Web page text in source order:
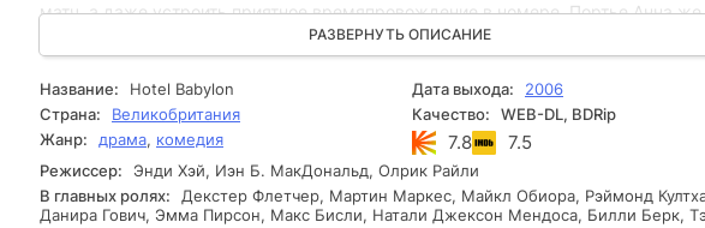
матч, а даже устроить приятное времяпровождение в номере. Портье Анна же
постоянно пытается помешать работе Чарли, создавая комичные ситуации. В
Вавилон всегда нет свободных номеров, а главная цель для каждого
извлечь как можно больше денег от постояльцев. Однажды персонал отеля
что после концерта в нем собирается популярная рок-группа. Однако, мест
такой ситуации сотрудники решаются на хитрость: в отеле отключают
и выпускают несколько милых мышек. Таким образом, этаж становится
для рок-группы.
РАЗВЕРНУТЬ ОПИСАНИЕ
Название: Hotel Babylon Дата выхода:
2006
Страна:
Великобритания Качество:
WEB-DL, BDRip
Жанр:
драма, комедия 7.8 7.5
Режиссер:
Энди Хэй, Иэн Б. МакДональд, Олрик Райли
В главных ролях:
Декстер Флетчер, Мартин Маркес, Майкл Обиора, Рэймонд
Данира Гович, Эмма Пирсон, Макс Бисли, Натали Джексон Мендоса, Билли Берк,